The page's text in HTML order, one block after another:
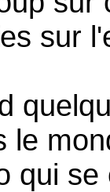
sur
le
qui se